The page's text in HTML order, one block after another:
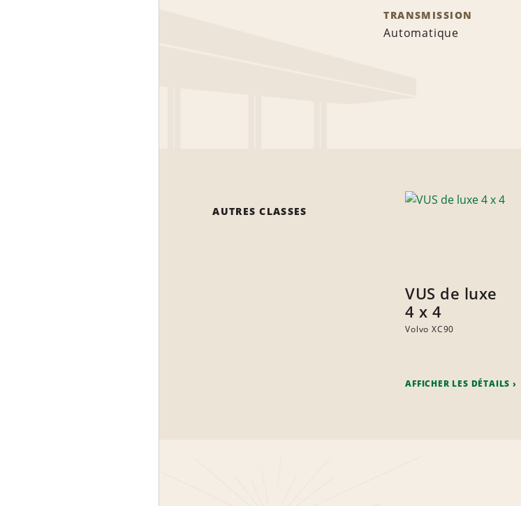
TRANSMISSION
Automatique
AUTRES CLASSES
VUS de luxe
4 x 4
Volvo XC90
AFFICHER LES DÉTAILS